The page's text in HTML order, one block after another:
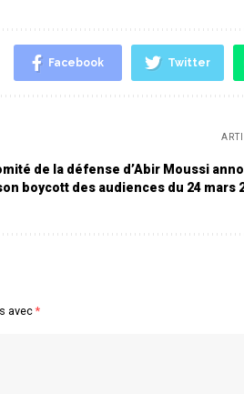
Facebook Twitter
de la défense d’Abir Moussi
boycott des audiences du 24 mars
avec*